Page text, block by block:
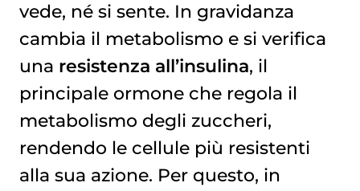
vede, né si sente. In gravidanza
cambia il metabolismo e si verifica
una resistenza all’insulina, il
principale ormone che regola il
metabolismo degli zuccheri,
rendendo le cellule più resistenti
alla sua azione. Per questo, in